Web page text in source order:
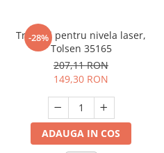
-28%
Trepied pentru nivela laser,
Tolsen 35165
207,11 RON
149,30 RON
ADAUGA IN COS